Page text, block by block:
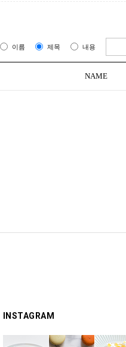
이름 제목 내용
NAME
INSTAGRAM